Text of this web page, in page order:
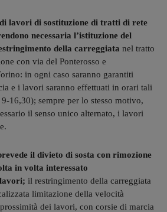
lavori di sostituzione di tratti di rete
necessaria l’istituzione del
della carreggiata nel tratto
con via del Ponterosso e
in ogni caso saranno garantiti
e i lavori saranno effettuati in orari tali
16,30); sempre per lo stesso motivo,
il senso unico alternato, i lavori
il divieto di sosta con rimozione
in volta interessato
il restringimento della carreggiata
limitazione della velocità
dei lavori, con corsie di marcia